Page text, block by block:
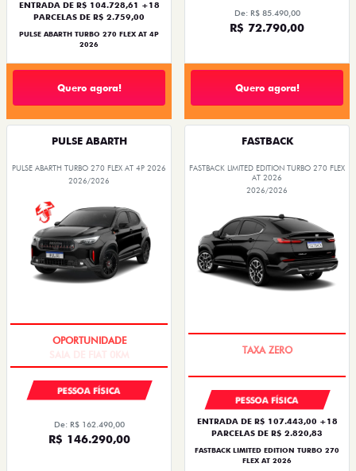
ENTRADA DE R$ 104.728,61 +18
PARCELAS DE R$ 2.759,00
PULSE ABARTH TURBO 270 FLEX AT 4P
2026
Quero agora!
De: R$ 85.490,00
R$ 72.790,00
Quero agora!
PULSE ABARTH
PULSE ABARTH TURBO 270 FLEX AT 4P 2026
2026/2026
PESSOA FÍSICA
De: R$ 162.490,00
R$ 146.290,00
FASTBACK
FASTBACK LIMITED EDITION TURBO 270 FLEX
AT 2026
2026/2026
PESSOA FÍSICA
ENTRADA DE R$ 107.443,00 +18
PARCELAS DE R$ 2.820,83
FASTBACK LIMITED EDITION TURBO 270
FLEX AT 2026